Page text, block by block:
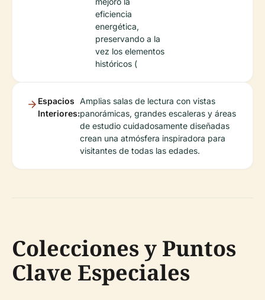
eficiencia
energética,
preservando a la
vez los elementos
históricos (
Espacios
Interiores:
Amplias salas de lectura con vistas
panorámicas, grandes escaleras y áreas
de estudio cuidadosamente diseñadas
crean una atmósfera inspiradora para
visitantes de todas las edades.
Colecciones y Puntos
Clave Especiales